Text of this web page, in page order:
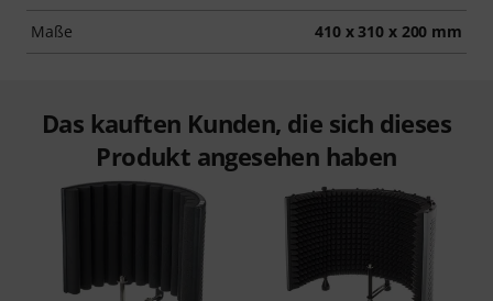
Maße 410 x 310 x 200 mm
Das kauften Kunden, die sich dieses
Produkt angesehen haben